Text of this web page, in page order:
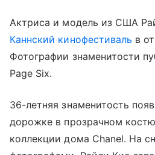
Актриса и модель из США
Каннский кинофестиваль в
Фотографии знаменитости
Page Six.
36-летняя знаменитость
дорожке в прозрачном
коллекции дома Chanel. На